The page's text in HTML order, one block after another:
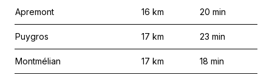
Apremont 16 km 20 min
Puygros 17 km 23 min
Montmélian 17 km 18 min